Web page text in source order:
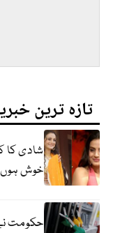
تازہ ترین
شادی کا
خوش
حکومت